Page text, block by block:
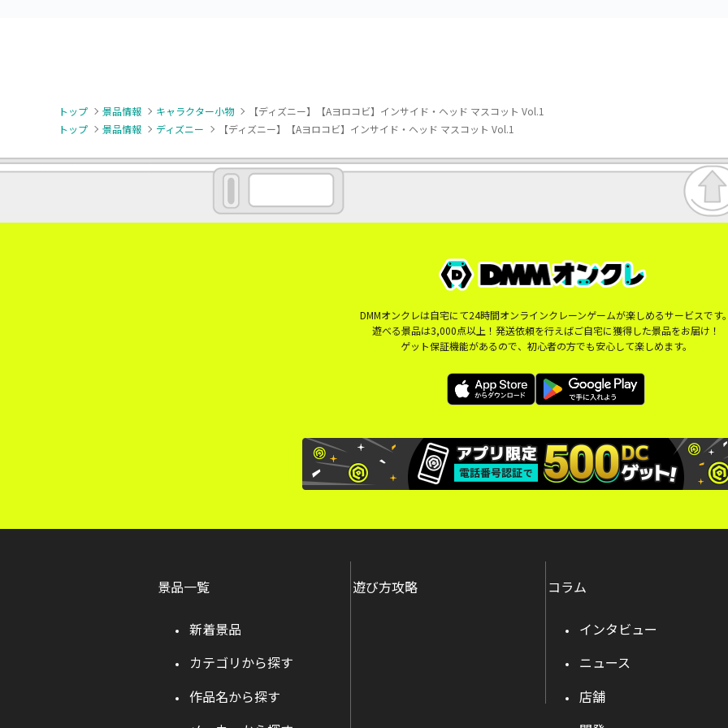
トップ 景品情報 キャラクター小物
【ディズニー】【Aヨロコビ】インサイド・ヘッド マスコット Vol.1
トップ
景品情報 ディズニー 【ディズニー】【Aヨロコビ】インサイド・ヘッド マスコット Vol.1
DMMオンクレは自宅にて24時間オンラインクレーンゲームが楽しめるサービスです
遊べる景品は3,000点以上！発送依頼を行えばご自宅に獲得した景品をお届け！
ゲット保証機能があるので、初心者の方でも安心して楽しめます。
景品一覧
新着景品
カテゴリから探す
作品名から探す
遊び方攻略 コラム
インタビュー
ニュース
店舗